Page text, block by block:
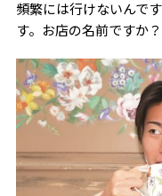
頻繁には行けないんで
す。お店の名前ですか